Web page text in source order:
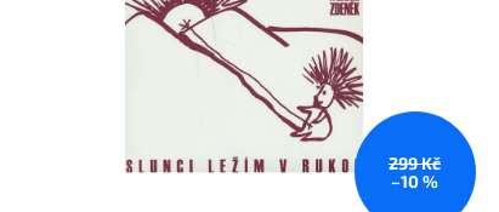
299 Kč
–10 %